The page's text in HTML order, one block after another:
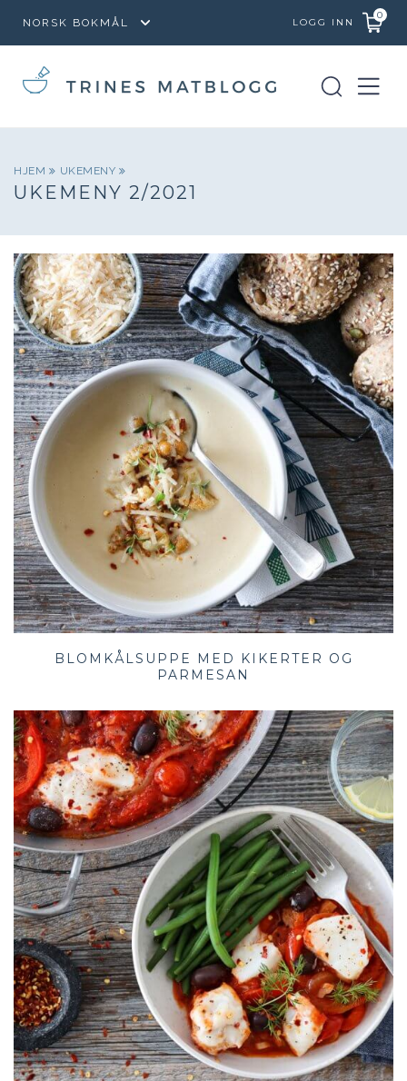
LOGG INN
0
HJEM UKEMENY
UKEMENY 2/2021
BLOMKÅLSUPPE MED KIKERTER OG
PARMESAN